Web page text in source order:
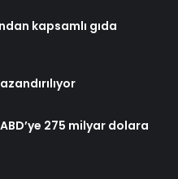
kapsamlı gıda
275 milyar dolara